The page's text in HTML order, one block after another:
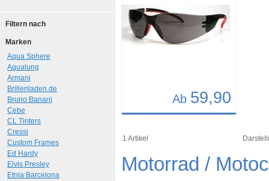
Ab 59,90
Art.-Nr.: 7017
1 Artikel
Motorrad /
Filtern nach
Marken
Aqua Sphere
Aqualung
Armani
Brillenladen.de
Bruno Banani
Cebe
CL Tinters
Cressi
Custom Frames
Ed Hardy
Elvis Presley
Etnia Barcelona